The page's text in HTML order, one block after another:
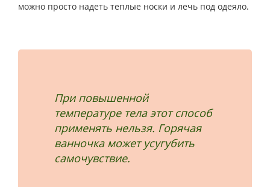
можно просто надеть теплые носки и лечь под одеяло.
При повышенной
температуре тела этот способ
применять нельзя. Горячая
ванночка может усугубить
самочувствие.